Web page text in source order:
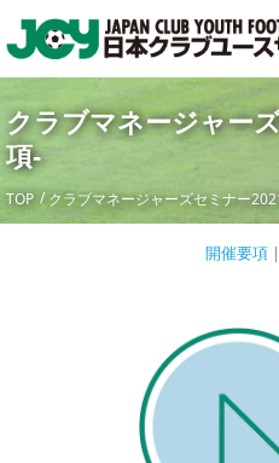
クラブマネージャー
項-
TOP クラブマネージャーズセミナー
開催要項|